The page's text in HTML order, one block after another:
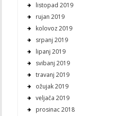
listopad 2019
rujan 2019
kolovoz 2019
srpanj 2019
lipanj 2019
svibanj 2019
travanj 2019
ožujak 2019
veljača 2019
prosinac 2018